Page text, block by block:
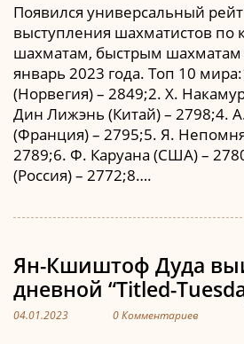
Появился универсальный
выступления шахматистов по
шахматам, быстрым шахматам
январь 2023 года. Топ 10
(Норвегия) – 2849;2. Х.
Дин Лижэнь (Китай) – 2798;4.
(Франция) – 2795;5. Я.
2789;6. Ф. Каруана (США) –
(Россия) – 2772;8….
Ян-Кшиштоф Дуда
дневной “Titled-
04.01.2023 0 Комментариев